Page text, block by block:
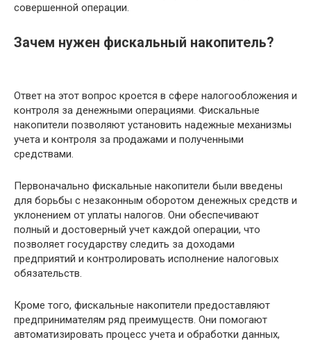
совершенной операции.
Зачем нужен фискальный накопитель?
Ответ на этот вопрос кроется в сфере налогообложения и
контроля за денежными операциями. Фискальные
накопители позволяют установить надежные механизмы
учета и контроля за продажами и полученными
средствами.
Первоначально фискальные накопители были введены
для борьбы с незаконным оборотом денежных средств и
уклонением от уплаты налогов. Они обеспечивают
полный и достоверный учет каждой операции, что
позволяет государству следить за доходами
предприятий и контролировать исполнение налоговых
обязательств.
Кроме того, фискальные накопители предоставляют
предпринимателям ряд преимуществ. Они помогают
автоматизировать процесс учета и обработки данных,